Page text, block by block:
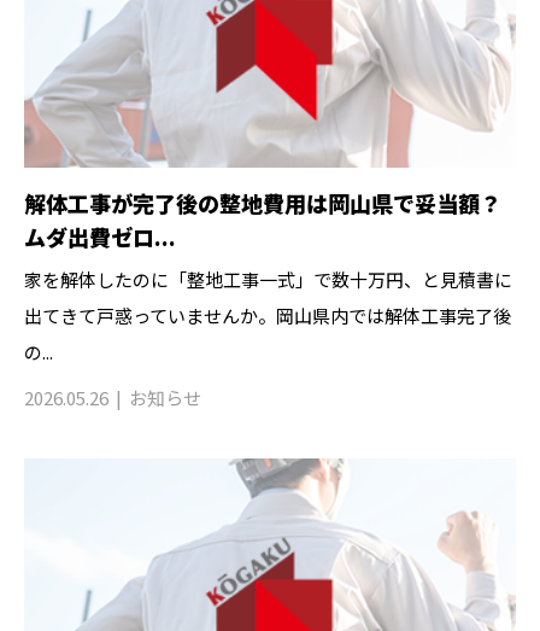
解体工事が完了後の整地費用は岡山県で妥当額？
ムダ出費ゼロ...
家を解体したのに「整地工事一式」で数十万円、と見積書に
出てきて戸惑っていませんか。岡山県内では解体工事完了後
の...
2026.05.26
お知らせ